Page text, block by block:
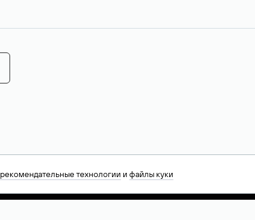
рекомендательные технологии и файлы куки